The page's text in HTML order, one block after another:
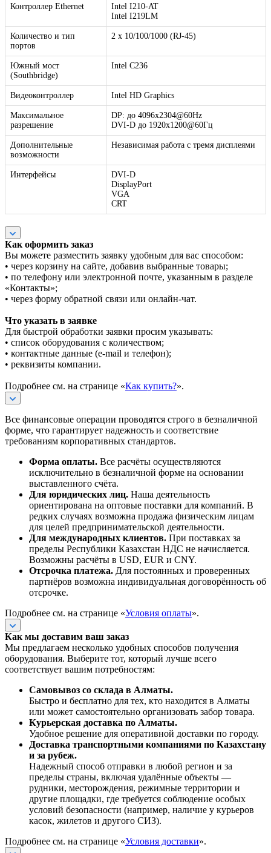
Контроллер Ethernet
Intel I210-AT
Intel I219LM
Количество и тип
портов
2 x 10/100/1000 (RJ-45)
Южный мост
(Southbridge)
Intel C236
Видеоконтроллер Intel HD Graphics
Максимальное
разрешение
DP: до 4096x2304@60Hz
DVI-D до 1920x1200@60Гц
Дополнительные
возможности
Независимая работа с тремя дисплеями
Интерфейсы
DVI-D
DisplayPort
VGA
CRT
Как оформить заказ
Вы можете разместить заявку удобным для вас способом:
• через корзину на сайте, добавив выбранные товары;
• по телефону или электронной почте, указанным в разделе
«Контакты»;
• через форму обратной связи или онлайн-чат.
Что указать в заявке
Для быстрой обработки заявки просим указывать:
• список оборудования с количеством;
• контактные данные (e-mail и телефон);
• реквизиты компании.
Подробнее см. на странице «Как купить?».
Все финансовые операции проводятся строго в безналичной
форме, что гарантирует надежность и соответствие
требованиям корпоративных стандартов.
Форма оплаты. Все расчёты осуществляются
исключительно в безналичной форме на основании
выставленного счёта.
Для юридических лиц. Наша деятельность
ориентирована на оптовые поставки для компаний. В
редких случаях возможна продажа физическим лицам
для целей предпринимательской деятельности.
Для международных клиентов. При поставках за
пределы Республики Казахстан НДС не начисляется.
Возможны расчёты в USD, EUR и CNY.
Отсрочка платежа. Для постоянных и проверенных
партнёров возможна индивидуальная договорённость об
отсрочке.
Подробнее см. на странице «Условия оплаты».
Как мы доставим ваш заказ
Мы предлагаем несколько удобных способов получения
оборудования. Выберите тот, который лучше всего
соответствует вашим потребностям:
Самовывоз со склада в Алматы.
Быстро и бесплатно для тех, кто находится в Алматы
или может самостоятельно организовать забор товара.
Курьерская доставка по Алматы.
Удобное решение для оперативной доставки по городу.
Доставка транспортными компаниями по Казахстану
и за рубеж.
Надежный способ отправки в любой регион и за
пределы страны, включая удалённые объекты —
рудники, месторождения, режимные территории и
другие площадки, где требуется соблюдение особых
условий безопасности (например, наличие у курьеров
касок, жилетов и другого СИЗ).
Подробнее см. на странице «Условия доставки».